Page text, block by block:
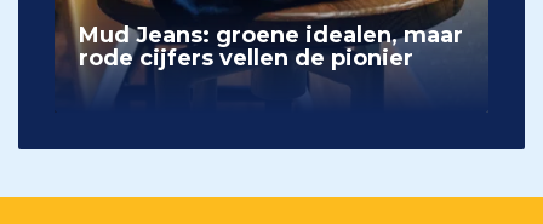
Mud Jeans: groene idealen, maar
rode cijfers vellen de pionier